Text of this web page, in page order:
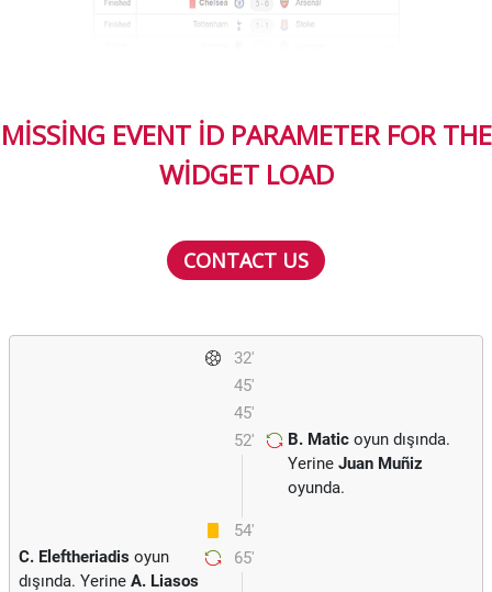
MISSING EVENT ID PARAMETER FOR THE
WIDGET LOAD
CONTACT US
32'
45'
45'
52'
B. Matic oyun dışında.
Yerine Juan Muñiz
oyunda.
54'
65'
C. Eleftheriadis oyun
dışında. Yerine A. Liasos